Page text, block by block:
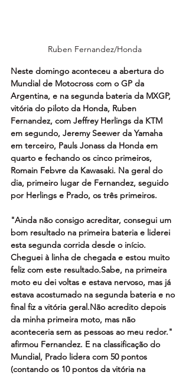
Ruben Fernandez/Honda
Neste domingo aconteceu a abertura do
Mundial de Motocross com o GP da
Argentina, e na segunda bateria da MXGP,
vitória do piloto da Honda, Ruben
Fernandez, com Jeffrey Herlings da KTM
em segundo, Jeremy Seewer da Yamaha
em terceiro, Pauls Jonass da Honda em
quarto e fechando os cinco primeiros,
Romain Febvre da Kawasaki. Na geral do
dia, primeiro lugar de Fernandez, seguido
por Herlings e Prado, os três primeiros.
"Ainda não consigo acreditar, consegui um
bom resultado na primeira bateria e liderei
esta segunda corrida desde o início.
Cheguei à linha de chegada e estou muito
feliz com este resultado.Sabe, na primeira
moto eu dei voltas e estava nervoso, mas já
estava acostumado na segunda bateria e no
final fiz a vitória geral.Não acredito depois
da minha primeira moto, mas não
aconteceria sem as pessoas ao meu redor."
afirmou Fernandez. E na classificação do
Mundial, Prado lidera com 50 pontos
(contando os 10 pontos da vitória na